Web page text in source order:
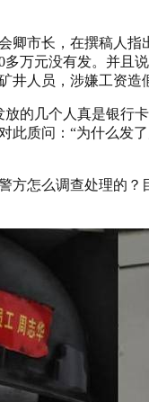
卿市长，在撰稿人
万元没有发。并且
井人员，涉嫌工资造
的几个人真是银行
此质问：“为什么发
方怎么调查处理的？